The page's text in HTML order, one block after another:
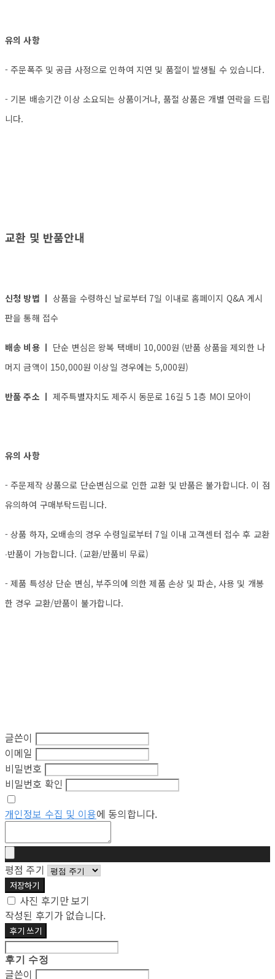
유의 사항
- 주문폭주 및 공급 사정으로 인하여 지연 및 품절이 발생될 수 있습니다.
- 기본 배송기간 이상 소요되는 상품이거나, 품절 상품은 개별 연락을 드립
니다.
교환 및 반품안내
신청 방법 ㅣ상품을 수령하신 날로부터 7일 이내로 홈페이지 Q&A 게시
판을 통해 접수
배송 비용 ㅣ 단순 변심은 왕복 택배비 10,000원 (반품 상품을 제외한 나
머지 금액이 150,000원 이상일 경우에는 5,000원)
반품 주소 ㅣ제주특별자치도 제주시 동문로 16길 5 1층 MOI 모아이
유의 사항
- 주문제작 상품으로 단순변심으로 인한 교환 및 반품은 불가합니다. 이 점
유의하여 구매부탁드립니다.
- 상품 하자, 오배송의 경우 수령일로부터 7일 이내 고객센터 접수 후 교환
∙반품이 가능합니다. (교환/반품비 무료)
- 제품 특성상 단순 변심, 부주의에 의한 제품 손상 및 파손, 사용 및 개봉
한 경우 교환/반품이 불가합니다.
글쓴이
이메일
비밀번호
비밀번호 확인
개인정보 수집 및 이용에 동의합니다.
평점 주기
저장하기
사진 후기만 보기
작성된 후기가 없습니다.
후기 쓰기
후기 수정
글쓴이